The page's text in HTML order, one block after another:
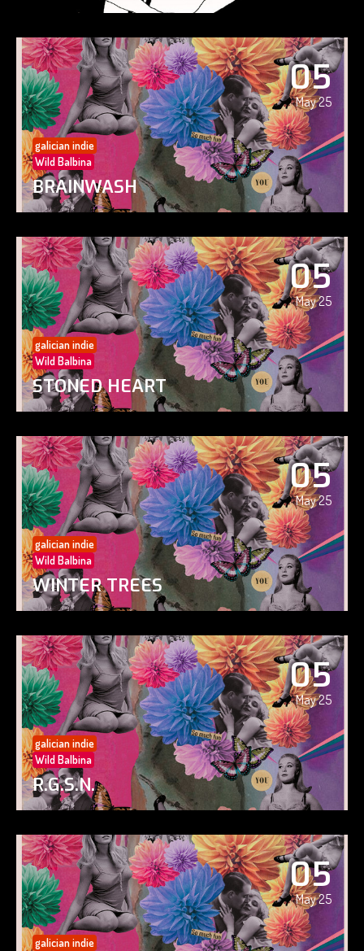
05
May 25
galician indie
Wild Balbina
BRAINWASH
05
May 25
galician indie
Wild Balbina
STONED HEART
05
May 25
galician indie
Wild Balbina
WINTER TREES
05
May 25
galician indie
Wild Balbina
R.G.S.N.
05
May 25
galician indie